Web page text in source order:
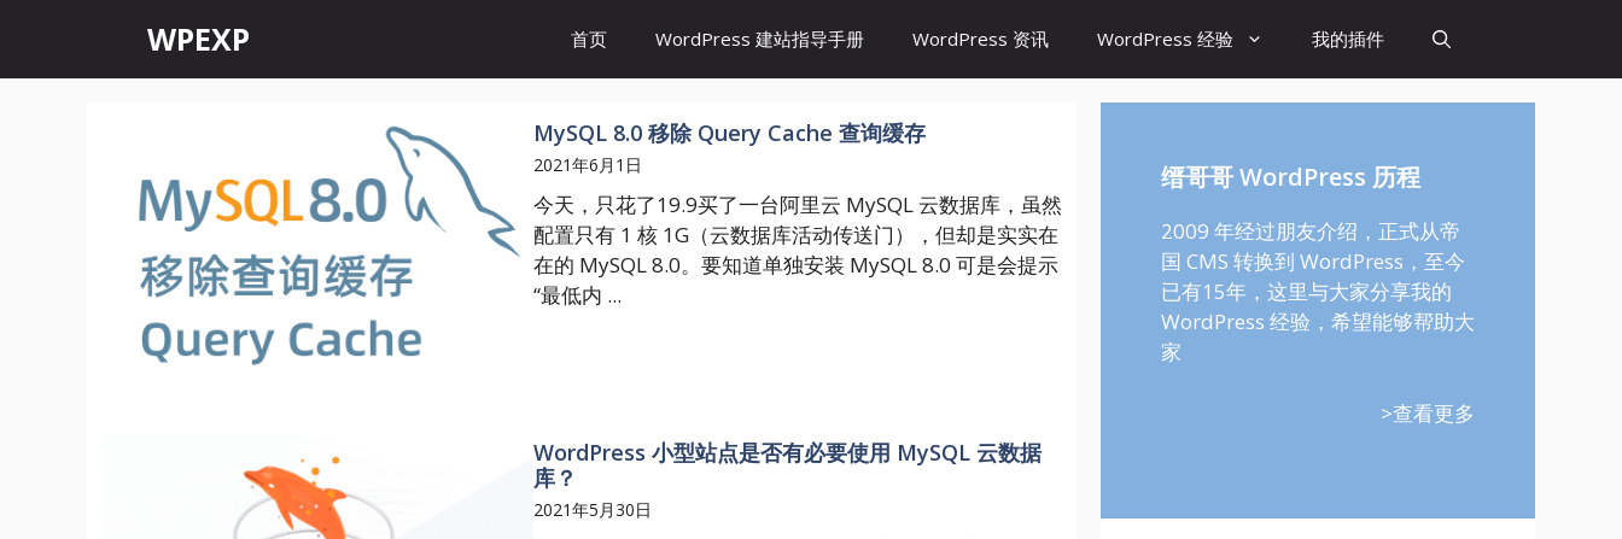
内
WPEXP 首页 WordPress 建站指导手册 WordPress 资讯 WordPress 经验 我的插件
MySQL 8.0 移除 Query Cache 查询缓存
2021年6月1日
今天，只花了19.9买了一台阿里云 MySQL 云数据库，虽然
配置只有 1 核 1G（云数据库活动传送门），但却是实实在
在的 MySQL 8.0。要知道单独安装 MySQL 8.0 可是会提示
“最低内 ...
WordPress 小型站点是否有必要使用 MySQL 云数据
库？
2021年5月30日
缙哥哥 WordPress 历程
2009 年经过朋友介绍，正式从帝
国 CMS 转换到 WordPress，至今
已有15年，这里与大家分享我的
WordPress 经验，希望能够帮助大
家
>查看更多